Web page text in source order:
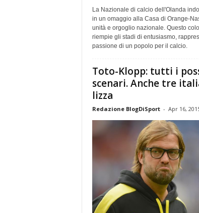
La Nazionale di calcio dell'Olanda
in un omaggio alla Casa di Orange-
unità e orgoglio nazionale. Questo
riempie gli stadi di entusiasmo,
passione di un popolo per il calcio.
Toto-Klopp: tutti i
scenari. Anche tre
lizza
Redazione BlogDiSport - Apr 16,